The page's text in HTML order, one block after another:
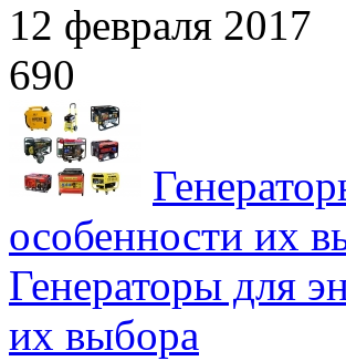
12 февраля 2017
690
особенности их
Генераторы для
их выбора